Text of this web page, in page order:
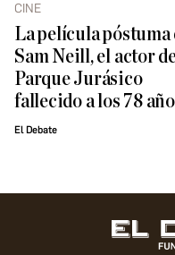
CINE
La película póstuma
Sam Neill, el actor
Parque Jurásico
fallecido a los 78
El Debate